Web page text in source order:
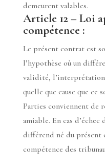
demeurent valables.
Article 12 – Loi
compétence :
Le présent contrat est
l’hypothèse où un
validité,
quelle que cause que
Parties conviennent de
amiable. En cas
différend né du présent
compétence des